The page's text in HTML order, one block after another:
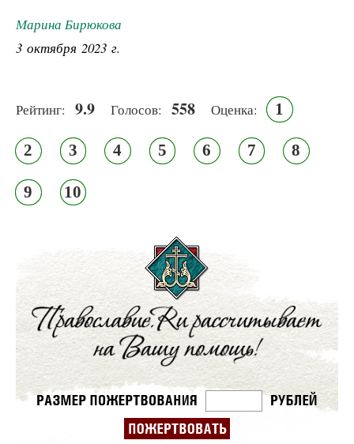
Марина Бирюкова
3 октября 2023 г.
Рейтинг: 9.9 Голосов: 558 Оценка: 1
2 3 4 5 6 7 8
9 10